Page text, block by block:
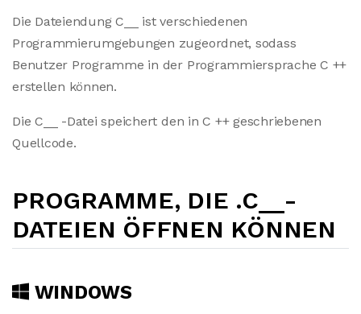
Die Dateiendung C__ ist verschiedenen
Programmierumgebungen zugeordnet, sodass
Benutzer Programme in der Programmiersprache C ++
erstellen können.
Die C__ -Datei speichert den in C ++ geschriebenen
Quellcode.
PROGRAMME, DIE .C__-
DATEIEN ÖFFNEN KÖNNEN
WINDOWS